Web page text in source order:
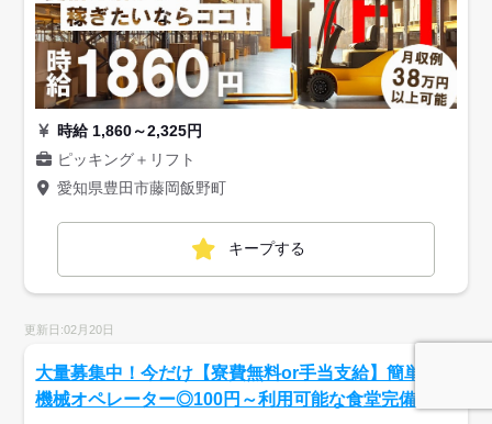
時給 1,860～2,325円
ピッキング＋リフト
愛知県豊田市藤岡飯野町
キープする
更新日:02月20日
大量募集中！今だけ【寮費無料or手当支給】簡単！
機械オペレーター◎100円～利用可能な食堂完備◎